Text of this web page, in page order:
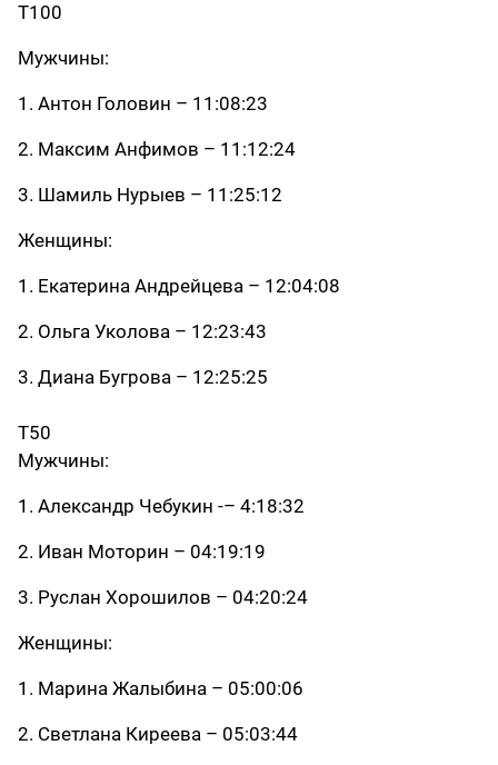
Т100
Мужчины:
1. Антон Головин – 11:08:23
2. Максим Анфимов – 11:12:24
3. Шамиль Нурыев – 11:25:12
Женщины:
1. Екатерина Андрейцева – 12:04:08
2. Ольга Уколова – 12:23:43
3. Диана Бугрова – 12:25:25
Т50
Мужчины:
1. Александр Чебукин -– 4:18:32
2. Иван Моторин – 04:19:19
3. Руслан Хорошилов – 04:20:24
Женщины:
1. Марина Жалыбина – 05:00:06
2. Светлана Киреева – 05:03:44